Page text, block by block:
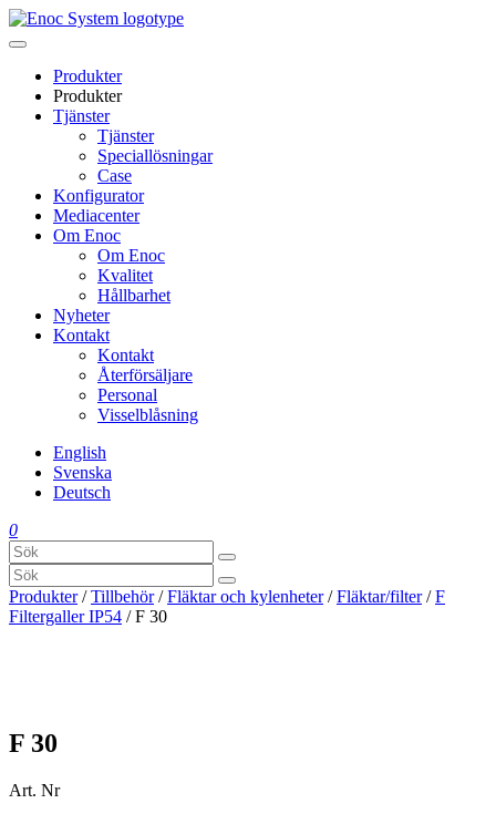
Skip
to
Produkter
Produkter
Tjänster
Tjänster
Speciallösningar
Case
Konfigurator
Mediacenter
Om Enoc
Om Enoc
Kvalitet
Hållbarhet
Nyheter
Kontakt
Kontakt
Återförsäljare
Personal
Visselblåsning
English
Svenska
Deutsch
0
Produkter/Tillbehör/Fläktar och kylenheter/Fläktar/filter/F
Filtergaller IP54 / F 30
F 30
Art. Nr